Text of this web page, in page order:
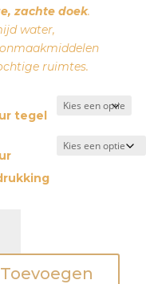
zachte doek.
water,
ruimtes.
tegel
Toevoegen